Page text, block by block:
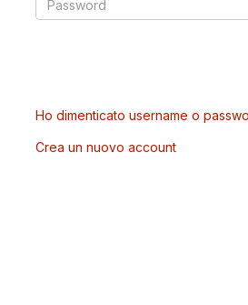
Ho dimenticato username o
Crea un nuovo account